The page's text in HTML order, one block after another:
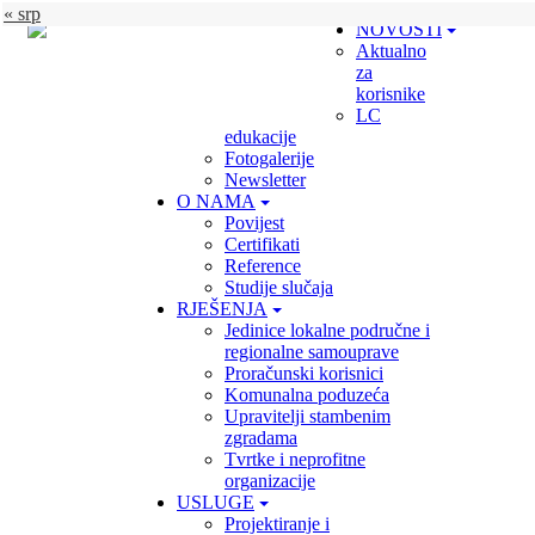
NOVOSTI
Aktualno
za
korisnike
LC
edukacije
Fotogalerije
Newsletter
O NAMA
Povijest
Certifikati
Reference
Studije slučaja
RJEŠENJA
Jedinice lokalne područne i
regionalne samouprave
Proračunski korisnici
Komunalna poduzeća
Upravitelji stambenim
zgradama
Tvrtke i neprofitne
organizacije
USLUGE
Projektiranje i
« srp